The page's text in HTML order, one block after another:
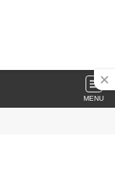
MENU